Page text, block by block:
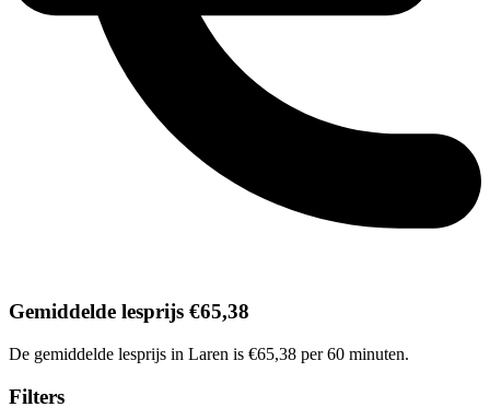
Gemiddelde lesprijs €65,38
De gemiddelde lesprijs in Laren is €65,38 per 60 minuten.
Filters